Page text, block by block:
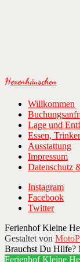
Hexenhäuschen
Willkommen
Lage und
Essen,
Ausstattung
Impressum
Datenschutz
Instagram
Facebook
Twitter
Ferienhof Kleine
Gestaltet von
Brauchst Du Hilfe?
Ferienhof Kleine